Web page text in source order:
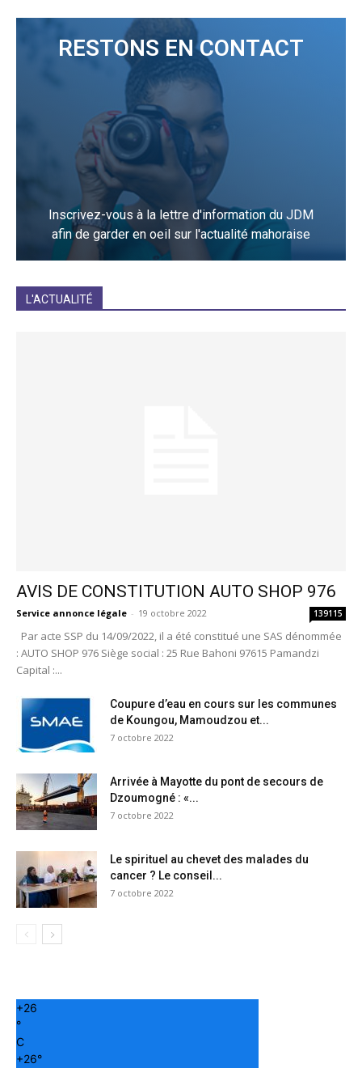
RESTONS EN CONTACT
Inscrivez-vous à la lettre d'information du JDM
afin de garder en oeil sur l'actualité mahoraise
L'ACTUALITÉ
AVIS DE CONSTITUTION AUTO SHOP 976
Service annonce légale - 19 octobre 2022 139115
Par acte SSP du 14/09/2022, il a été constitué une SAS dénommée
: AUTO SHOP 976 Siège social : 25 Rue Bahoni 97615 Pamandzi
Capital :...
Coupure d’eau en cours sur les communes
de Koungou, Mamoudzou et...
7 octobre 2022
Arrivée à Mayotte du pont de secours de
Dzoumogné : «...
7 octobre 2022
Le spirituel au chevet des malades du
cancer ? Le conseil...
7 octobre 2022
+26
°
C
+26°